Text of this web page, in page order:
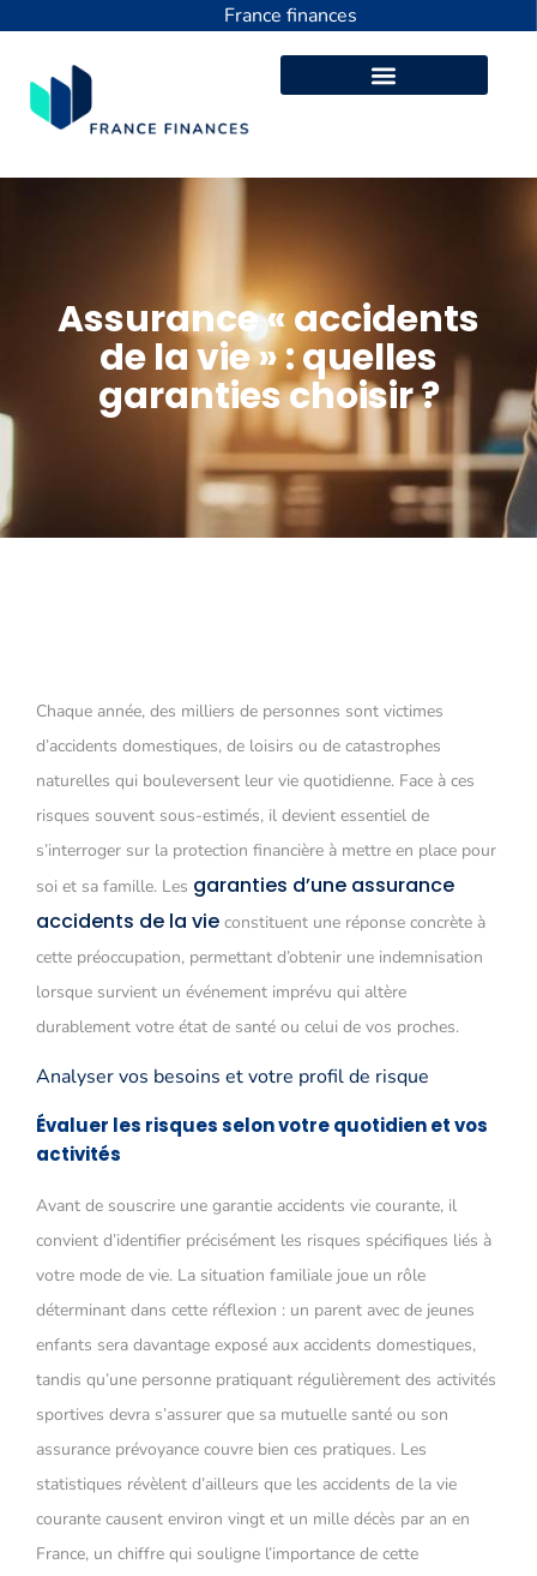
France finances
Assurance « accidents
de la vie » : quelles
garanties choisir ?
Chaque année, des milliers de personnes sont victimes
d’accidents domestiques, de loisirs ou de catastrophes
naturelles qui bouleversent leur vie quotidienne. Face à ces
risques souvent sous-estimés, il devient essentiel de
s’interroger sur la protection financière à mettre en place pour
soi et sa famille. Les garanties d’une assurance
accidents de la vie constituent une réponse concrète à
cette préoccupation, permettant d’obtenir une indemnisation
lorsque survient un événement imprévu qui altère
durablement votre état de santé ou celui de vos proches.
Analyser vos besoins et votre profil de risque
Évaluer les risques selon votre quotidien et vos
activités
Avant de souscrire une garantie accidents vie courante, il
convient d’identifier précisément les risques spécifiques liés à
votre mode de vie. La situation familiale joue un rôle
déterminant dans cette réflexion : un parent avec de jeunes
enfants sera davantage exposé aux accidents domestiques,
tandis qu’une personne pratiquant régulièrement des activités
sportives devra s’assurer que sa mutuelle santé ou son
assurance prévoyance couvre bien ces pratiques. Les
statistiques révèlent d’ailleurs que les accidents de la vie
courante causent environ vingt et un mille décès par an en
France, un chiffre qui souligne l’importance de cette